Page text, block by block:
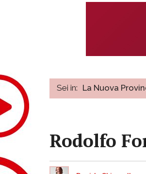
Sei in: La Nuova
Rodolfo